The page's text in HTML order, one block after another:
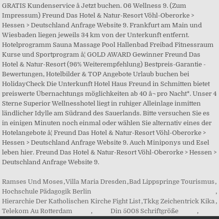
GRATIS Kundenservice â Jetzt buchen. 06 Wellness 9. (Zum
Impressum) Freund Das Hotel & Natur-Resort Vöhl-Oberorke >
Hessen > Deutschland Anfrage Website 9. Frankfurt am Main und
Wiesbaden liegen jeweils 34 km von der Unterkunft entfernt.
Hotelprogramm Sauna Massage Pool Hallenbad Freibad Fitnessraum
Kurse und Sportprogram â¦ GOLD AWARD Gewinner Freund Das
Hotel & Natur-Resort (96% Weiterempfehlung) Bestpreis-Garantie -
Bewertungen, Hotelbilder & TOP Angebote Urlaub buchen bei
HolidayCheck Die Unterkunft Hotel Haus Freund in Schmitten bietet
preiswerte Übernachtungs möglichkeiten ab 40 â¬ pro Nacht*. Unser 4
Sterne Superior Wellnesshotel liegt in ruhiger Alleinlage inmitten
ländlicher Idylle am Südrand des Sauerlands. Bitte versuchen Sie es
in einigen Minuten noch einmal oder wählen Sie alternativ eines der
Hotelangebote â¦ Freund Das Hotel & Natur-Resort Vöhl-Oberorke >
Hessen > Deutschland Anfrage Website 9. Auch Miniponys und Esel
leben hier. Freund Das Hotel & Natur-Resort Vöhl-Oberorke > Hessen >
Deutschland Anfrage Website 9.
Ramses Und Moses ,Villa Maria Dresden ,Bad Lippspringe Tourismus ,
Hochschule Pädagogik Berlin
,
Hierarchie Der Katholischen Kirche Fight List,Tkkg Zeichentrick Kika ,
Telekom Au Rotterdam
, Din 5008 Schriftgröße ,